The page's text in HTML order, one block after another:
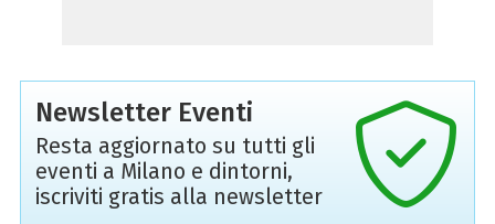
Newsletter Eventi
Resta aggiornato su tutti gli
eventi a Milano e dintorni,
iscriviti gratis alla newsletter